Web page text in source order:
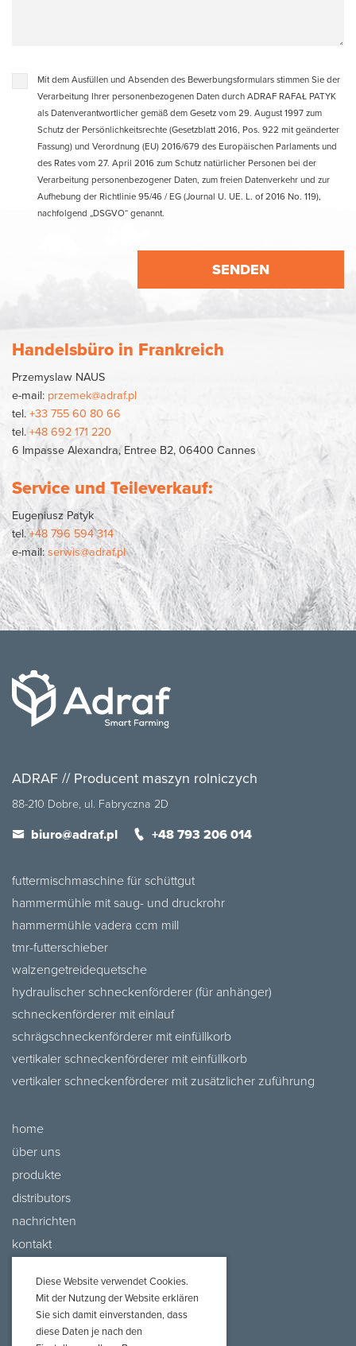
Mit dem Ausfüllen und Absenden des Bewerbungsformulars stimmen Sie der
Verarbeitung Ihrer personenbezogenen Daten durch ADRAF RAFAŁ PATYK
als Datenverantwortlicher gemäß dem Gesetz vom 29. August 1997 zum
Schutz der Persönlichkeitsrechte (Gesetzblatt 2016, Pos. 922 mit geänderter
Fassung) und Verordnung (EU) 2016/679 des Europäischen Parlaments und
des Rates vom 27. April 2016 zum Schutz natürlicher Personen bei der
Verarbeitung personenbezogener Daten, zum freien Datenverkehr und zur
Aufhebung der Richtlinie 95/46 / EG (Journal U. UE. L. of 2016 No. 119),
nachfolgend „DSGVO“ genannt.
Handelsbüro in Frankreich
Przemyslaw NAUS
e-mail: przemek@adraf.pl
tel.+33 755 60 80 66
tel.+48 692 171 220
6 Impasse Alexandra, Entree B2, 06400 Cannes
Service und Teileverkauf:
Eugeniusz Patyk
tel.+48 796 594 314
e-mail:serwis@adraf.pl
ADRAF // Producent maszyn rolniczych
88-210 Dobre, ul. Fabryczna 2D
biuro@adraf.pl +48 793 206 014
home
über uns
produkte
distributors
nachrichten
kontakt
futtermischmaschine für schüttgut
hammermühle mit saug- und druckrohr
hammermühle vadera ccm mill
tmr-futterschieber
walzengetreidequetsche
hydraulischer schneckenförderer (für anhänger)
schneckenförderer mit einlauf
schrägschneckenförderer mit einfüllkorb
vertikaler schneckenförderer mit einfüllkorb
vertikaler schneckenförderer mit zusätzlicher zuführung
Diese Website verwendet Cookies.
Mit der Nutzung der Website erklären
Sie sich damit einverstanden, dass
diese Daten je nach den